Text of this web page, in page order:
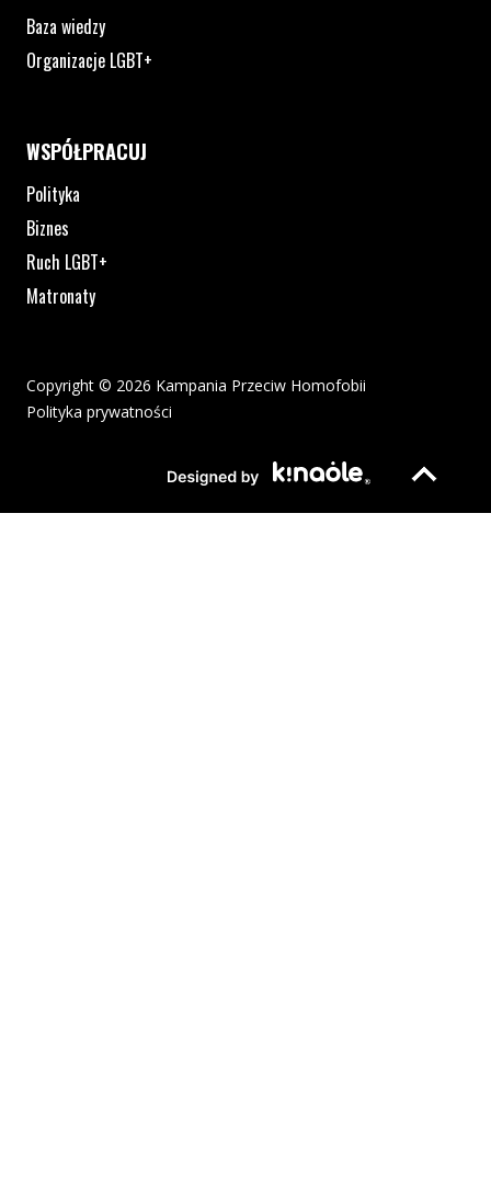
Baza wiedzy
Organizacje LGBT+
WSPÓŁPRACUJ
Polityka
Biznes
Ruch LGBT+
Matronaty
Copyright © 2026 Kampania Przeciw Homofobii
Polityka prywatności
Strona otwiera